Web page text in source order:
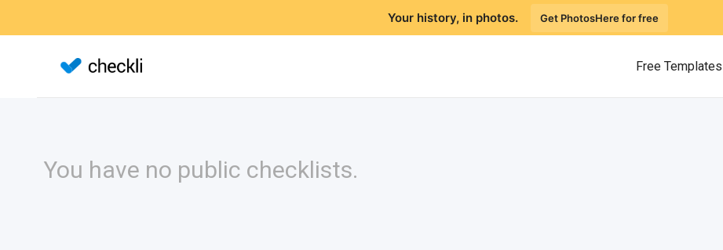
Your history, in photos. Get PhotosHere for free
Free Templates
You have no public checklists.